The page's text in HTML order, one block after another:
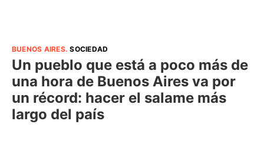
BUENOS AIRES.SOCIEDAD
Un pueblo que está a poco más de
una hora de Buenos Aires va por
un récord: hacer el salame más
largo del país